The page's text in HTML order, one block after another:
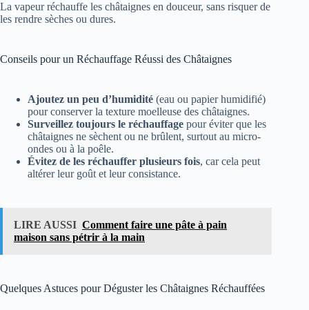
La vapeur réchauffe les châtaignes en douceur, sans risquer de
les rendre sèches ou dures.
Conseils pour un Réchauffage Réussi des Châtaignes
Ajoutez un peu d’humidité (eau ou papier humidifié)
pour conserver la texture moelleuse des châtaignes.
Surveillez toujours le réchauffage pour éviter que les
châtaignes ne sèchent ou ne brûlent, surtout au micro-
ondes ou à la poêle.
Évitez de les réchauffer plusieurs fois, car cela peut
altérer leur goût et leur consistance.
LIRE AUSSI Comment faire une pâte à pain
maison sans pétrir à la main
Quelques Astuces pour Déguster les Châtaignes Réchauffées